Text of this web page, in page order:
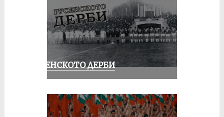
РУСЕНСКОТО ДЕРБИ